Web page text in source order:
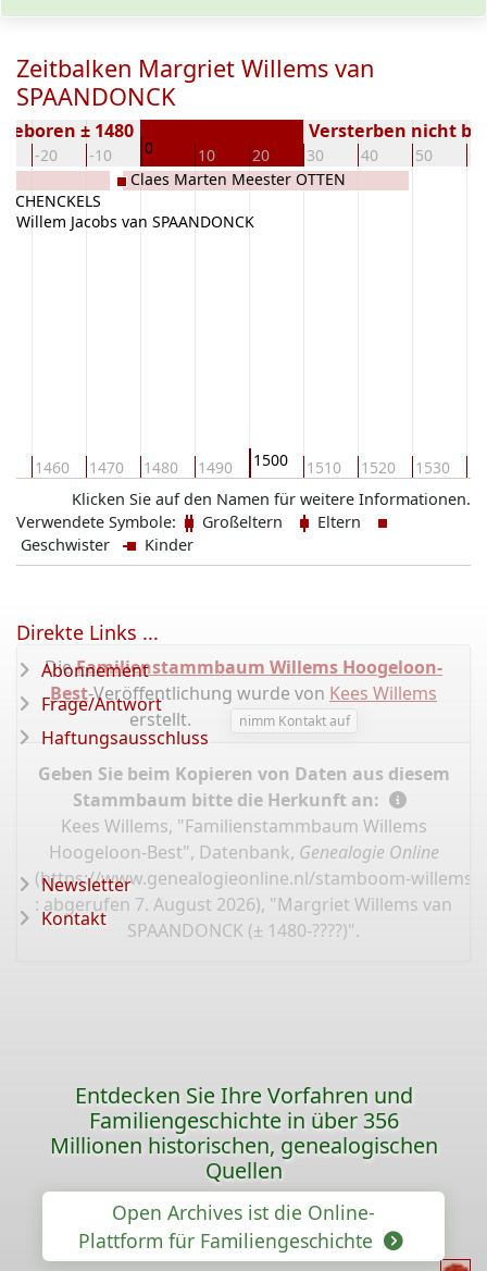
Zeitbalken Margriet Willems van
SPAANDONCK
-20 -10 0 10 20 30 40 50
Geboren ± 1480 Versterben nicht
1460 1470 1480 1490 1500 1510 1520 1530
Willem Jacobs van SPAANDONCK
Claes Marten Meester OTTEN
Klicken Sie auf den Namen für weitere Informationen.
Verwendete Symbole:
Großeltern
Eltern
Geschwister
Kinder
DieFamilienstammbaum Willems Hoogeloon-
Best-Veröffentlichung wurde von Kees Willems
erstellt.
nimm Kontakt auf
Geben Sie beim Kopieren von Daten aus diesem
Stammbaum bitte die Herkunft an:
Kees Willems, "Familienstammbaum Willems
Hoogeloon-Best", Datenbank, Genealogie Online
(https://www.genealogieonline.nl/stamboom-willems-
: abgerufen 7. August 2026), "Margriet Willems van
SPAANDONCK (± 1480-????)".
Direkte Links ...
Abonnement
Frage/Antwort
Haftungsausschluss
Newsletter
Kontakt
Entdecken Sie Ihre Vorfahren und
Familiengeschichte in über 356
Millionen historischen, genealogischen
Quellen
Open Archives ist die Online-
Plattform für Familiengeschichte